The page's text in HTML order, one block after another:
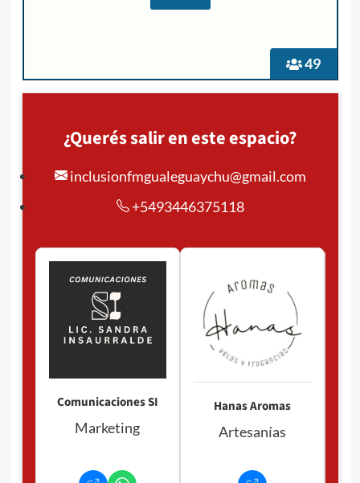
49
¿Querés salir en este espacio?
inclusionfmgualeguaychu@gmail.com
+5493446375118
Comunicaciones SI
Marketing
Hanas Aromas
Artesanías